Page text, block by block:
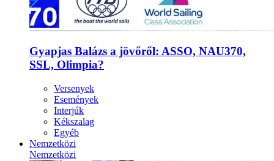
Gyapjas Balázs a jövőről: ASSO, NAU370,
SSL, Olimpia?
Versenyek
Események
Interjúk
Kékszalag
Egyéb
Nemzetközi
Nemzetközi